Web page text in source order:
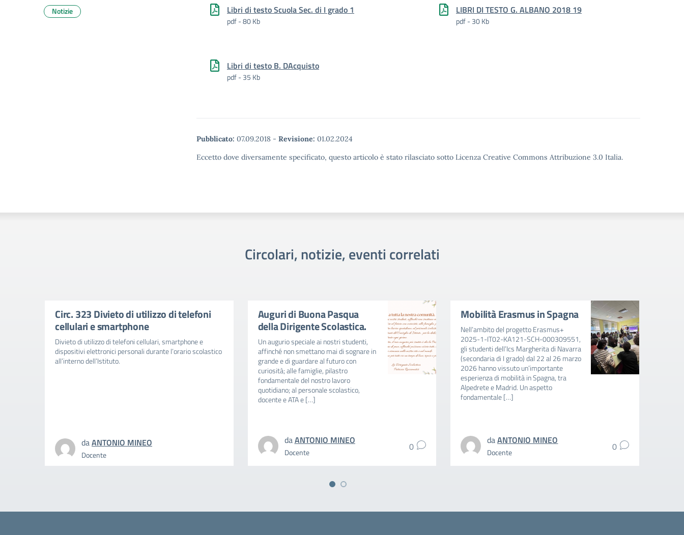
Libri di testo Scuola Sec. di I grado 1
pdf - 80 Kb
LIBRI DI TESTO G. ALBANO 2018 19
pdf - 30 Kb
Libri di testo B. DAcquisto
pdf - 35 Kb
Pubblicato: 07.09.2018 - Revisione: 01.02.2024
Eccetto dove diversamente specificato, questo articolo è stato rilasciato sotto Licenza Creative Commons Attribuzione 3.0 Italia.
Notizie
Circolari, notizie, eventi correlati
Circ. 323 Divieto di utilizzo di telefoni
cellulari e smartphone
Divieto di utilizzo di telefoni cellulari, smartphone e
dispositivi elettronici personali durante l’orario scolastico
all’interno dell’Istituto.
daANTONIO MINEO
Docente
Auguri di Buona Pasqua
della Dirigente Scolastica.
Un augurio speciale ai nostri studenti,
affinché non smettano mai di sognare in
grande e di guardare al futuro con
curiosità; alle famiglie, pilastro
fondamentale del nostro lavoro
quotidiano; al personale scolastico,
docente e ATA e […]
daANTONIO MINEO
Docente 0
Mobilità Erasmus in Spagna
Nell’ambito del progetto Erasmus+
2025-1-IT02-KA121-SCH-000309551,
gli studenti dell’Ics Margherita di Navarra
(secondaria di I grado) dal 22 al 26 marzo
2026 hanno vissuto un’importante
esperienza di mobilità in Spagna, tra
Alpedrete e Madrid. Un aspetto
fondamentale […]
daANTONIO MINEO
Docente 0